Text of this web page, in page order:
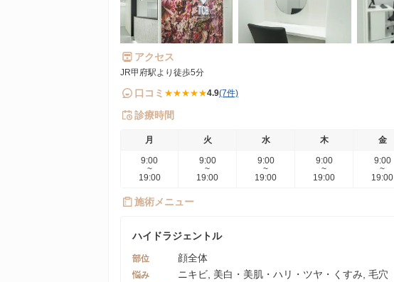
アクセス
JR甲府駅より徒歩5分
口コミ ★★★★★4.9(7件)
診療時間
月 火 水 木 金
9:00
~
19:00
9:00
~
19:00
9:00
~
19:00
9:00
~
19:00
9:00
~
19:00
施術メニュー
ハイドラジェントル
部位 顔全体
悩み ニキビ, 美白・美肌・ハリ・ツヤ・くすみ, 毛穴